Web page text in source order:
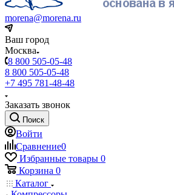
morena@morena.ru
Ваш город
Москва
8 800 505-05-48
8 800 505-05-48
+7 495 781-48-48
Заказать звонок
Поиск
Войти
Сравнение0
Избранные товары 0
Корзина 0
Каталог